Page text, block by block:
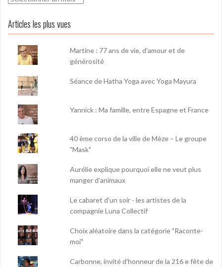
Articles les plus vues
Martine : 77 ans de vie, d'amour et de
générosité
Séance de Hatha Yoga avec Yoga Mayura
Yannick : Ma famille, entre Espagne et France
40 ème corso de la ville de Mèze – Le groupe
"Mask"
Aurélie explique pourquoi elle ne veut plus
manger d’animaux
Le cabaret d'un soir - les artistes de la
compagnie Luna Collectif
Choix aléatoire dans la catégorie "Raconte-
moi"
Carbonne, invité d'honneur de la 216 e fête de